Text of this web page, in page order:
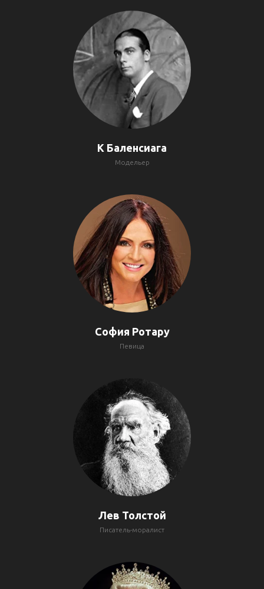
К Баленсиага
Модельер
София Ротару
Певица
Лев Толстой
Писатель-моралист